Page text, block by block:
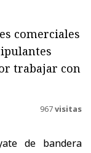
comerciales
trabajar con
967visitas
de bandera